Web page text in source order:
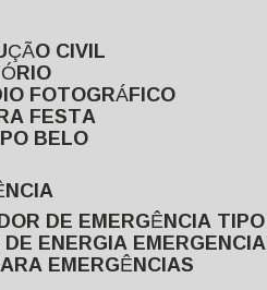
CIVIL
FOTOGRÁFICO
FESTA
BELO
DE EMERGÊNCIA
ENERGIA
EMERGÊNCIAS